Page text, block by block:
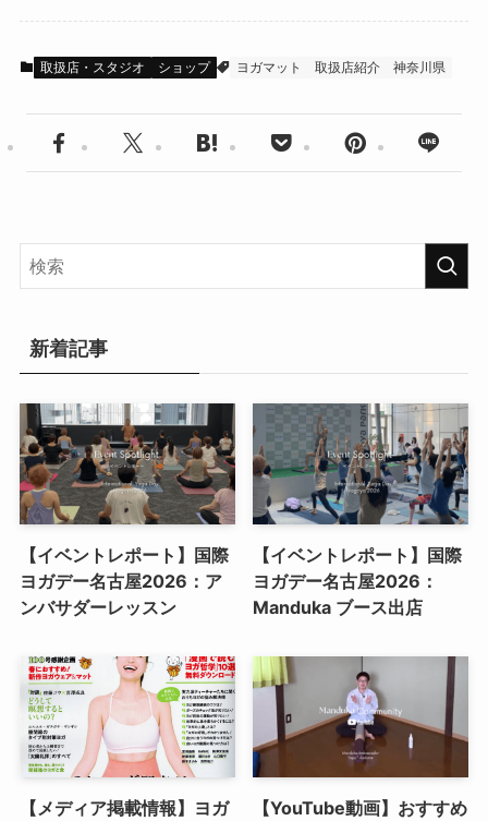
取扱店・スタジオ ショップ ヨガマット 取扱店紹介 神奈川県
新着記事
【イベントレポート】国際
ヨガデー名古屋2026：ア
ンバサダーレッスン
【イベントレポート】国際
ヨガデー名古屋2026：
Manduka ブース出店
【メディア掲載情報】ヨガ
【YouTube動画】おすすめ